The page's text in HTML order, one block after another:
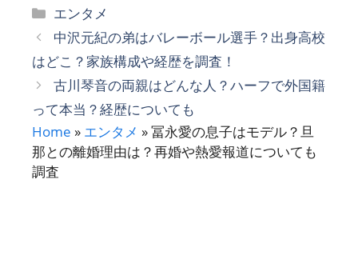
カ
テ
リ
ー
エンタメ
中沢元紀の弟はバレーボール選手？出身高校
はどこ？家族構成や経歴を調査！
古川琴音の両親はどんな人？ハーフで外国籍
って本当？経歴についても
Home » エンタメ »冨永愛の息子はモデル？旦
那との離婚理由は？再婚や熱愛報道についても
調査